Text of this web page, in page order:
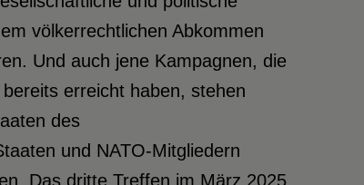
völkerrechtlichen Abkommen
Und auch jene Kampagnen, die
erreicht haben, stehen
des
und NATO-Mitgliedern
Das dritte Treffen im März 2025